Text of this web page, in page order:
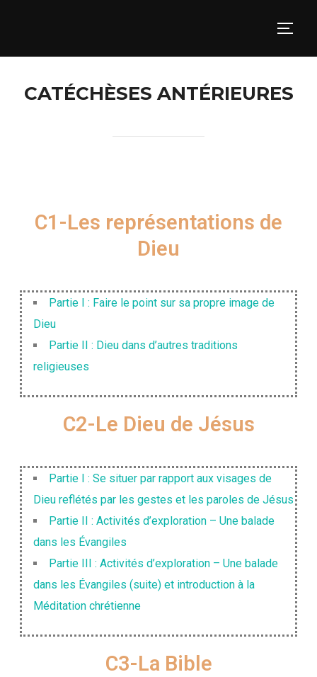
CATÉCHÈSES ANTÉRIEURES
C1-Les représentations de
Dieu
Partie I : Faire le point sur sa propre image de
Dieu
Partie II : Dieu dans d’autres traditions
religieuses
C2-Le Dieu de Jésus
Partie I : Se situer par rapport aux visages de
Dieu reflétés par les gestes et les paroles de Jésus
Partie II : Activités d’exploration – Une balade
dans les Évangiles
Partie III : Activités d’exploration – Une balade
dans les Évangiles (suite) et introduction à la
Méditation chrétienne
C3-La Bible